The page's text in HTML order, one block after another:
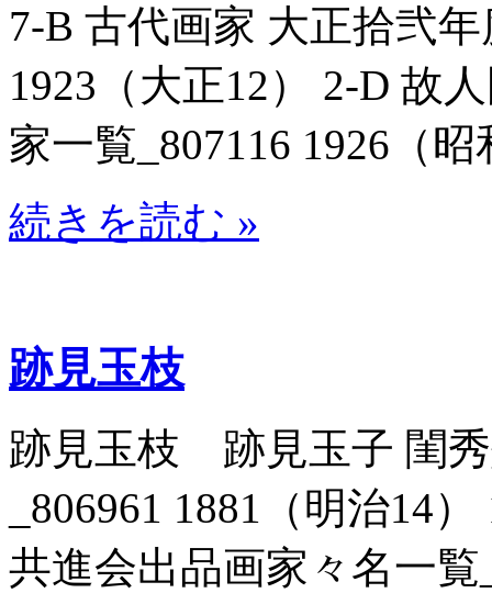
7-B 古代画家 大正拾弐
1923（大正12） 2-D 故
家一覧_807116 1926（
続きを読む »
跡見玉枝
跡見玉枝 跡見玉子 閨
_806961 1881（明治14
共進会出品画家々名一覧